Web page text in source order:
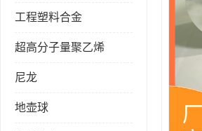
工程塑料合金
超高分子量聚乙烯
尼龙
地壶球